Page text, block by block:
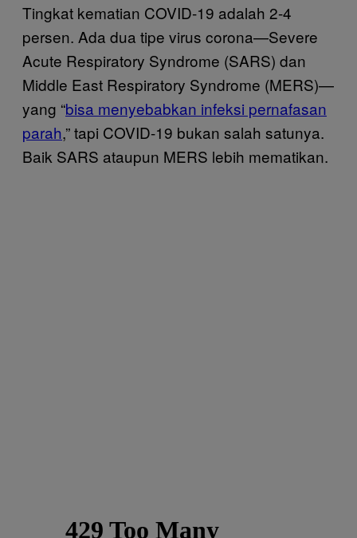
Tingkat kematian COVID-19 adalah 2-4
persen. Ada dua tipe virus corona—Severe
Acute Respiratory Syndrome (SARS) dan
Middle East Respiratory Syndrome (MERS)—
yang “bisa menyebabkan infeksi pernafasan
parah,” tapi COVID-19 bukan salah satunya.
Baik SARS ataupun MERS lebih mematikan.